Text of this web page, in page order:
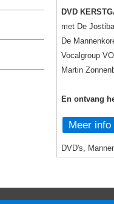
DVD
met De
De
Vocalgroup
Martin
En ontvang
Meer info
DVD's,